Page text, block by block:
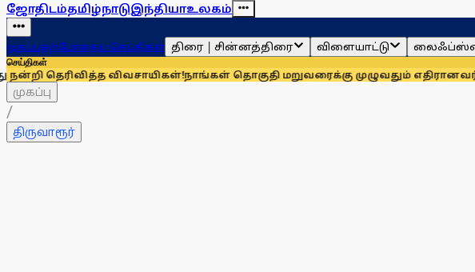
ஜோதிடம்தமிழ்நாடுஇந்தியாஉலகம்
முகப்புதற்போதைய செய்திகள் திரை | சின்னத்திரை விளையாட்டு
செய்திகள்
விவசாயிகள்!நாங்கள் தொகுதி மறுவரைக்கு முழுவதும் எதிரானவர்கள் அல்லர்:
முகப்பு
/
திருவாரூர்